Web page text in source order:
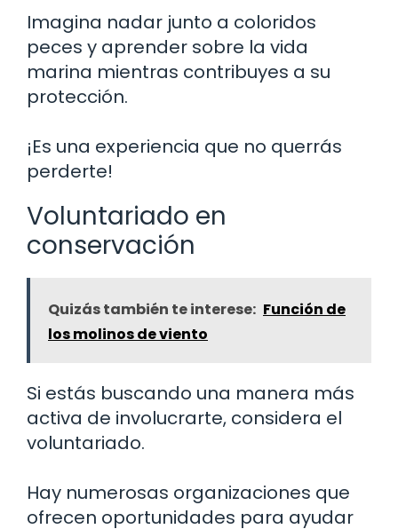
Imagina nadar junto a coloridos
peces y aprender sobre la vida
marina mientras contribuyes a su
protección.
¡Es una experiencia que no querrás
perderte!
Voluntariado en
conservación
Quizás también te interese: Función de
los molinos de viento
Si estás buscando una manera más
activa de involucrarte, considera el
voluntariado.
Hay numerosas organizaciones que
ofrecen oportunidades para ayudar